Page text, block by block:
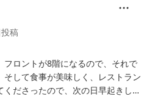
用し、季節ごとにメニューを変
季節にお越しいただければ今回
内させていただきます。
ごゆっくりとお寛ぎ頂ければ幸
投稿
ロントが8階になるので、それで
して食事が美味しく、レストラン
ださったので、次の日早起きして
らと両方見ました。本当に美しく